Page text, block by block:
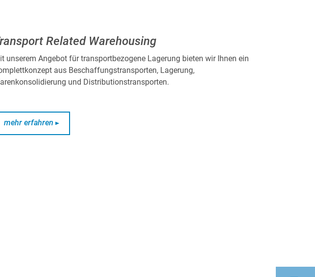
Related Warehousing
unserem Angebot für transportbezogene Lagerung bieten wir Ihnen ein
aus Beschaffungstransporten, Lagerung,
und Distributionstransporten.
mehr erfahren